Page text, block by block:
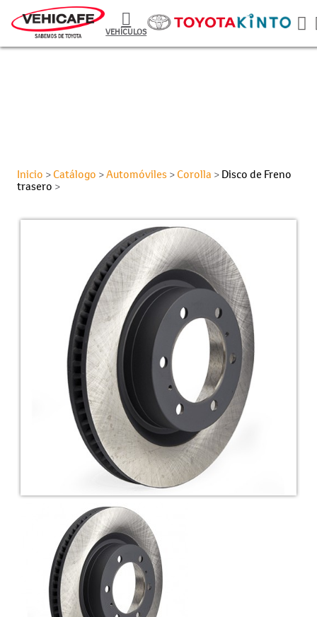
VEHÍCULOS
Inicio > Catálogo >Automóviles > Corolla > Disco de Freno
trasero >